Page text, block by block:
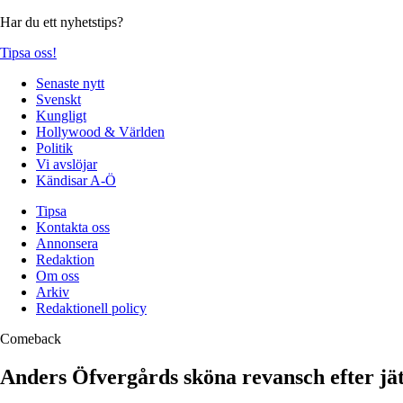
Har du ett nyhetstips?
Tipsa oss!
Senaste nytt
Svenskt
Kungligt
Hollywood & Världen
Politik
Vi avslöjar
Kändisar A-Ö
Tipsa
Kontakta oss
Annonsera
Redaktion
Om oss
Arkiv
Redaktionell policy
Comeback
Anders Öfvergårds sköna revansch efter